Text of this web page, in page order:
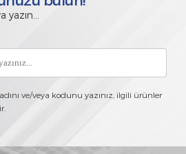
yazın...
ve/veya kodunu yazınız, ilgili ürünler